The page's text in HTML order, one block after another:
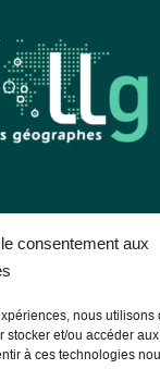
consentement aux
nous
stocker et/ou accéder
à ces technologies